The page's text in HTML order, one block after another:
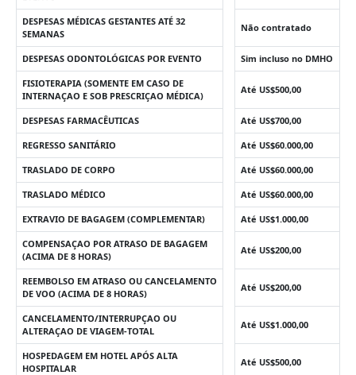
DESPESAS MÉDICAS GESTANTES ATÉ 32
SEMANAS
Não contratado
DESPESAS ODONTOLÓGICAS POR EVENTO Sim incluso no DMHO
FISIOTERAPIA (SOMENTE EM CASO DE
INTERNAÇAO E SOB PRESCRIÇAO MÉDICA)
Até US$500,00
DESPESAS FARMACÊUTICAS Até US$700,00
REGRESSO SANITÁRIO Até US$60.000,00
TRASLADO DE CORPO Até US$60.000,00
TRASLADO MÉDICO Até US$60.000,00
EXTRAVIO DE BAGAGEM (COMPLEMENTAR) Até US$1.000,00
COMPENSAÇAO POR ATRASO DE BAGAGEM
(ACIMA DE 8 HORAS)
Até US$200,00
REEMBOLSO EM ATRASO OU CANCELAMENTO
DE VOO (ACIMA DE 8 HORAS)
Até US$200,00
CANCELAMENTO/INTERRUPÇAO OU
ALTERAÇAO DE VIAGEM-TOTAL
Até US$1.000,00
HOSPEDAGEM EM HOTEL APÓS ALTA
HOSPITALAR
Até US$500,00